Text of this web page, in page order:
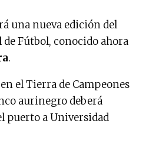
una nueva edición del
Fútbol, conocido ahora
.
el Tierra de Campeones
aurinegro deberá
puerto a Universidad